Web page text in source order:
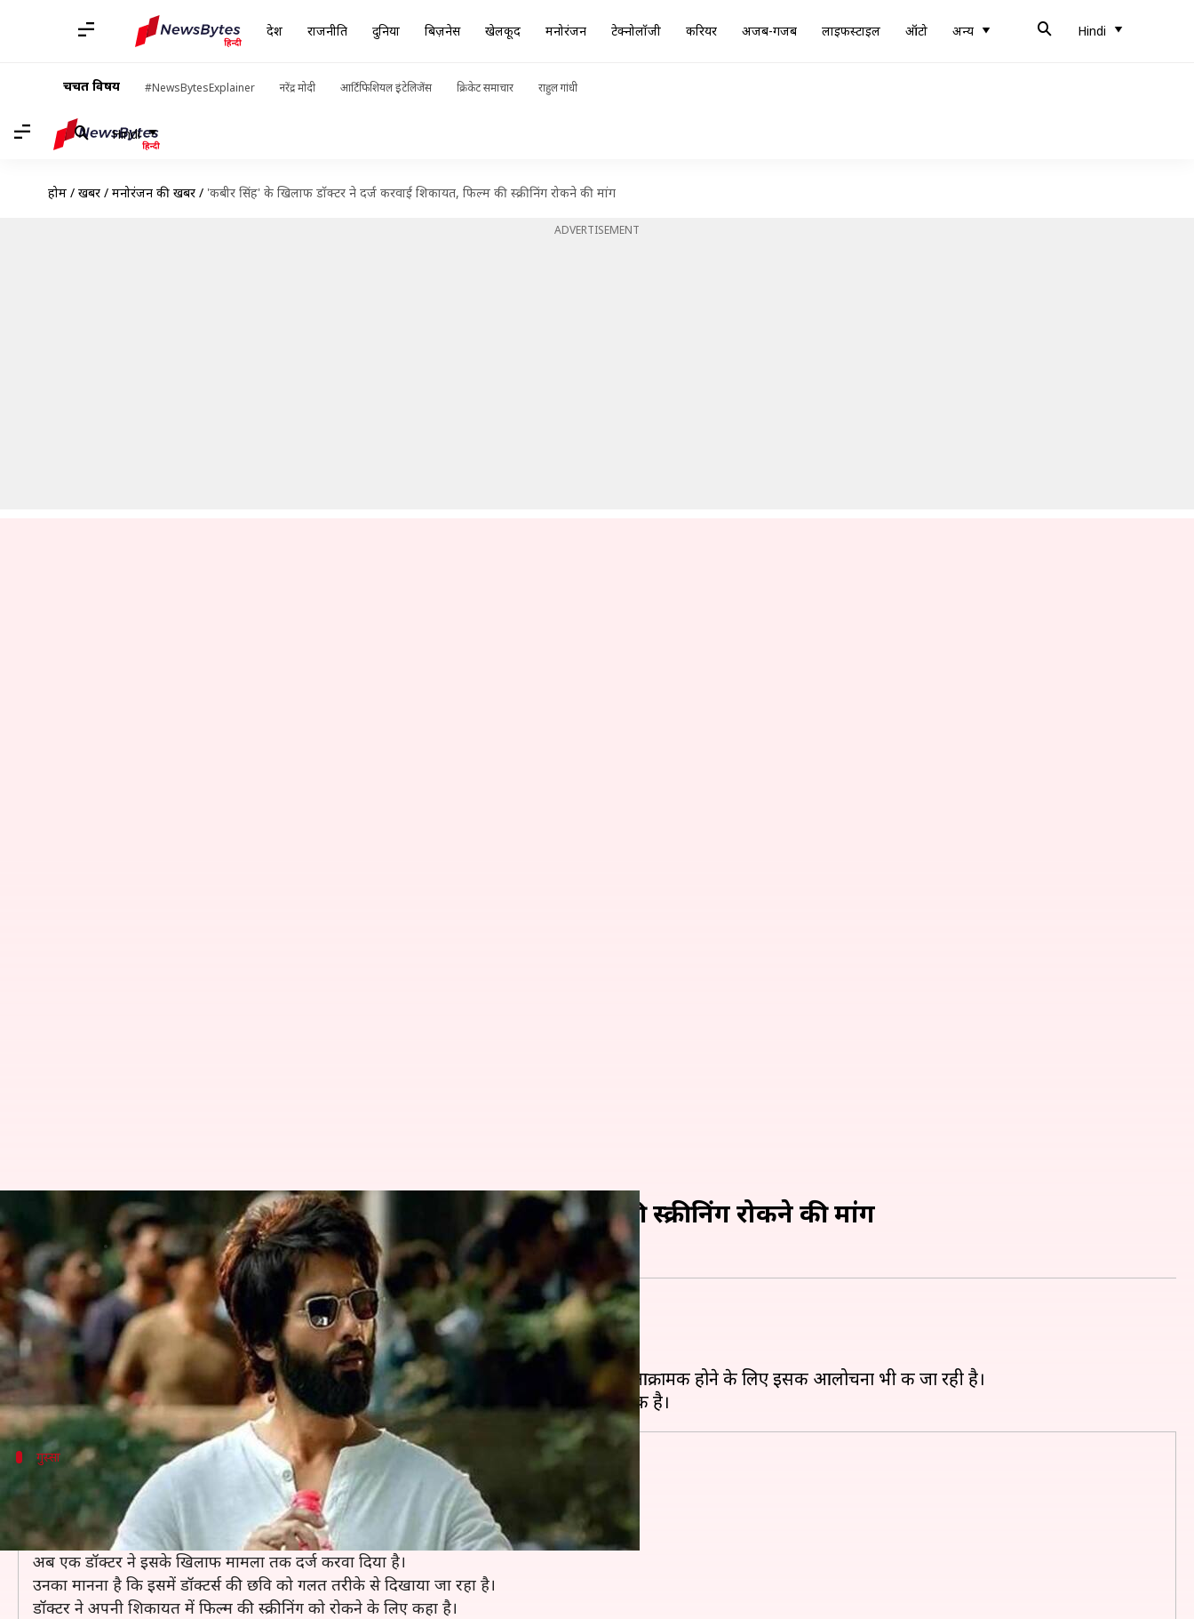
देश राजनीति दुनिया बिज़नेस खेलकूद मनोरंजन टेक्नोलॉजी करियर अजब-गजब लाइफस्टाइल ऑटो अन्य Hindi
चर्चित विषय #NewsBytesExplainer नरेंद्र मोदी आर्टिफिशियल इंटेलिजेंस क्रिकेट समाचार राहुल गांधी
Hindi
होम / खबरें / मनोरंजन की खबरें / 'कबीर सिंह' के खिलाफ डॉक्टर ने दर्ज करवाई शिकायत, फिल्म की स्क्रीनिंग रोकने की मांग
ADVERTISEMENT
'कबीर सिंह' के खिलाफ डॉक्टर ने दर्ज करवाई शिकायत, फिल्म की स्क्रीनिंग रोकने की मांग
लेखन स्वाति पाण्डेय Jun 26, 2019 06:12 pm
क्या है खबर?
शाहिद कपूर की फिल्म 'कबीर सिंह' पिछले हफ्ते सिनेमाघरों में रिलीज़ हो चुकी है।
फिल्म बॉक्स ऑफिस पर अच्छा कर रही है।
जहां फिल्म एक तरफ अच्छी कमाई कर रही है वहीं दूसरी तरफ इसमें महिलाओं के प्रति गलत और आक्रामक होने के लिए इसकी आलोचना भी की जा रही है।
गुस्सा
डॉक्टर ने दर्ज करवाई शिकायत
वहीं, ऐसा लग रहा है कि फिल्म रिलीज़ के बाद भी 'कबीर सिंह' के मेकर्स की मुश्किलें खत्म नहीं हुई हैं।
फिल्म के प्रति डॉक्टर्स भी अपना गुस्सा जाहिर कर रहे हैं।
अब एक डॉक्टर ने इसके खिलाफ मामला तक दर्ज करवा दिया है।
उनका मानना है कि इसमें डॉक्टर्स की छवि को गलत तरीके से दिखाया जा रहा है।
डॉक्टर ने अपनी शिकायत में फिल्म की स्क्रीनिंग को रोकने के लिए कहा है।